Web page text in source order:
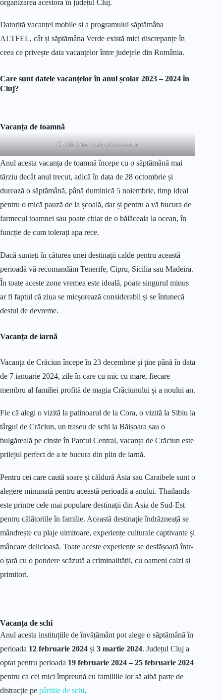
organizarea acestora în județul Cluj.
Datorită vacanței mobile și a programului săptămâna
ALTFEL, cât și săptămâna Verde există mici discrepanțe în
ceea ce privește data vacanțelor între județele din România.
Care sunt datele vacanțelor în anul școlar 2023 – 2024 în
Cluj?
Vacanța de toamnă
Credit foto:visitvalencia.com
Anul acesta vacanța de toamnă începe cu o săptămână mai
tărziu decât anul trecut, adică în data de 28 octombrie și
durează o săptămână, până duminică 5 noiembrie, timp ideal
pentru o mică pauză de la școală, dar și pentru a vă bucura de
farmecul toamnei sau poate chiar de o bălăceala la ocean, în
funcție de cum tolerați apa rece.
Dacă sunteți în căturea unei destinații calde pentru această
perioadă vă recomandăm Tenerife, Cipru, Sicilia sau Madeira.
În toate aceste zone vremea este ideală, poate singurul minus
ar fi faptul că ziua se micșorează considerabil și se întunecă
destul de devreme.
Vacanța de iarnă
Vacanța de Crăciun începe în 23 decembrie și ține până în data
de 7 ianuarie 2024, zile în care cu mic cu mare, fiecare
membru al familiei profită de magia Crăciunului și a noului an.
Fie că alegi o vizită la patinoarul de la Cora, o vizită la Sibiu la
târgul de Crăciun, un traseu de schi la Băișoara sau o
bulgăreală pe cinste în Parcul Central, vacanța de Crăciun este
prilejul perfect de a te bucura din plin de iarnă.
Pentru cei care caută soare și căldură Asia sau Caraibele sunt o
alegere minunată pentru această perioadă a anului. Thailanda
este printre cele mai populare destinații din Asia de Sud-Est
pentru călătoriile în familie. Această destinație îndrăzneață se
mândrește cu plaje uimitoare, experiențe culturale captivante și
mâncare delicioasă. Toate aceste experiențe se desfășoară într-
o țară cu o pondere scăzută a criminalității, cu oameni calzi și
primitori.
Vacanța de schi
Anul acesta instituțiile de învățământ pot alege o săptămână în
perioada 12 februarie 2024 și 3 martie 2024. Județul Cluj a
optat pentru perioada 19 februarie 2024 – 25 februarie 2024
pentru ca cei mici împreună cu familiile lor să aibă parte de
distracție pe pârtiile de schi.